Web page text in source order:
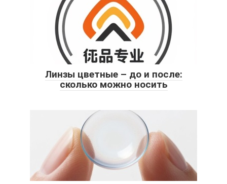
Линзы цветные – до и после:
сколько можно носить